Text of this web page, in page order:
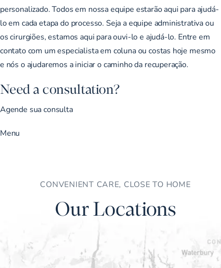
personalizado. Todos em nossa equipe estarão aqui para ajudá-
lo em cada etapa do processo. Seja a equipe administrativa ou
os cirurgiões, estamos aqui para ouvi-lo e ajudá-lo. Entre em
contato com um especialista em coluna ou costas hoje mesmo
e nós o ajudaremos a iniciar o caminho da recuperação.
Need a consultation?
Agende sua consulta
Menu
CONVENIENT CARE, CLOSE TO HOME
Our Locations